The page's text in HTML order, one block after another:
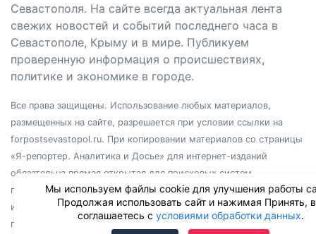
Севастополя. На сайте всегда актуальная лента
свежих новостей и событий последнего часа в
Севастополе, Крыму и в мире. Публикуем
проверенную информация о происшествиях,
политике и экономике в городе.
Все права защищены. Использование любых материалов,
размещенных на сайте, разрешается при условии ссылки на
forpostsevastopol.ru. При копировании материалов со страницы
«Я-репортер. Аналитика и Досье» для интернет-изданий
обязательна прямая открытая для поисковых систем
гиперссылка. Независимо от полного или частичного
использования материалов, ссылка должна быть размещена в
подзаголовке или первом абзаце материала.
Мы используем файлы cookie для улучшения работы
Продолжая использовать сайт и нажимая Принять,
соглашаетесь с условиями обработки данных.